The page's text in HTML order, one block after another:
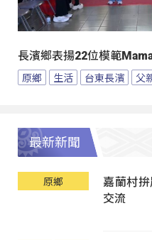
長濱鄉表揚22位模範
原鄉 生活 台東長濱 父
最新新聞
原鄉
嘉蘭村
交流